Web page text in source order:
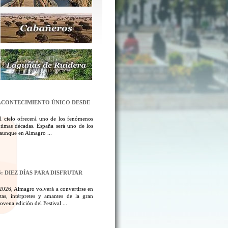
ÚNICO DESDE
ofrecerá uno de los fenómenos
décadas. España será uno de los
en Almagro ...
DIEZ DÍAS PARA DISFRUTAR
Almagro volverá a convertirse en
intérpretes y amantes de la gran
edición del Festival ...